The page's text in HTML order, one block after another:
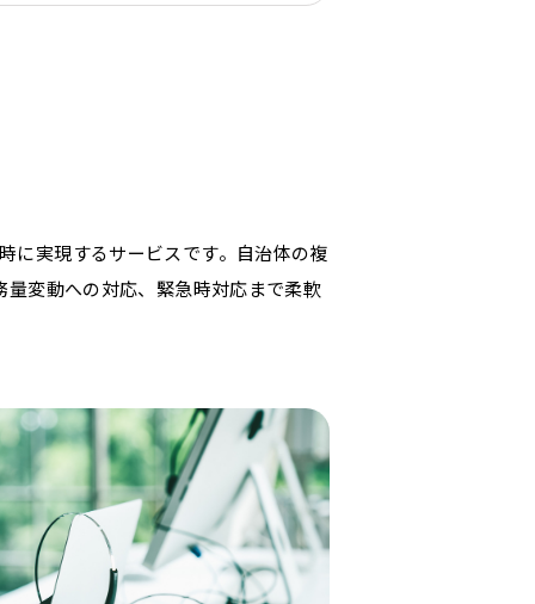
に実現するサービスです。自治体の複
変動への対応、緊急時対応まで柔軟